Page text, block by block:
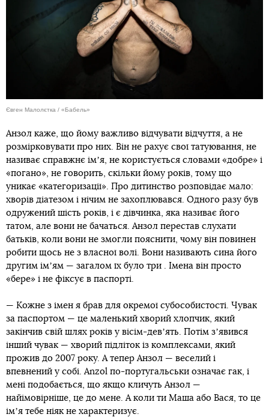
Євген Малолєтка / «Бабель»
Анзол каже, що йому важливо відчувати відчуття, а не
розмірковувати про них. Він не рахує свої татуювання, не
називає справжнє імʼя, не користується словами «добре» і
«погано», не говорить, скільки йому років, тому що
уникає «категоризації». Про дитинство розповідає мало:
хворів діатезом і нічим не захоплювався. Одного разу був
одружений шість років, і є дівчинка, яка називає його
татом, але вони не бачаться. Анзол перестав слухати
батьків, коли вони не змогли пояснити, чому він повинен
робити щось не з власної волі. Вони називають сина його
другим імʼям — загалом їх було три . Імена він просто
«бере» і не фіксує в паспорті.
— Кожне з імен я брав для окремої субособистості. Чувак
за паспортом — це маленький хворий хлопчик, який
закінчив свій шлях років у вісім-девʼять. Потім зʼявився
інший чувак — хворий підліток із комплексами, який
прожив до 2007 року. А тепер Анзол — веселий і
впевнений у собі. Anzol по-португальськи означає гак, і
мені подобається, що якщо кличуть Анзол —
найімовірніше, це до мене. А коли ти Маша або Вася, то це
імʼя тебе ніяк не характеризує.